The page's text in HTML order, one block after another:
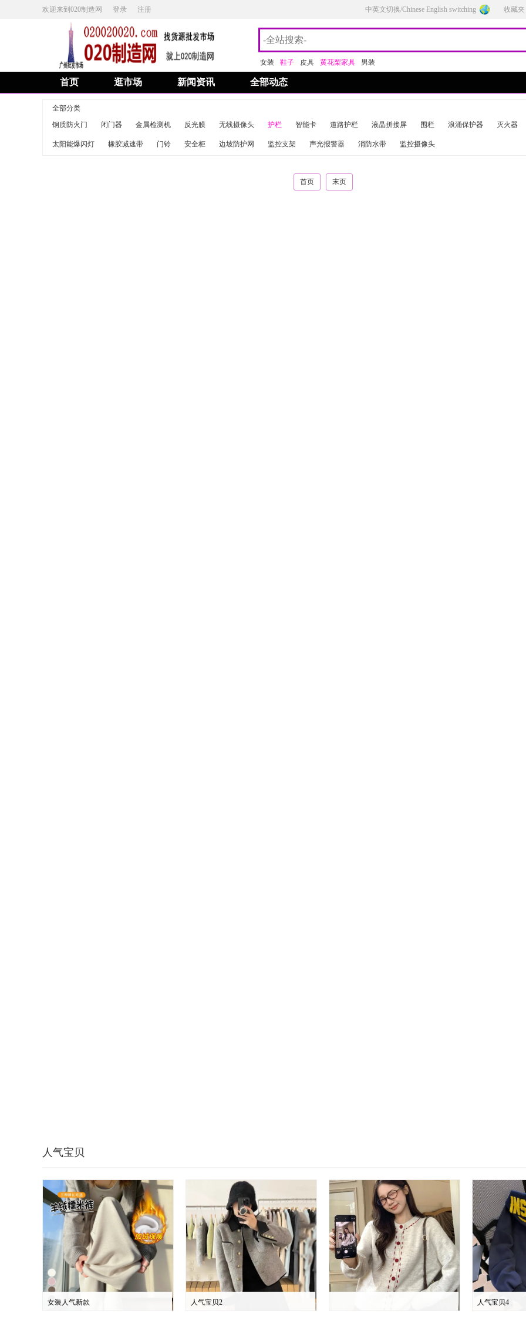
欢迎来到020制造网 登录 注册 中英文切换/Chinese English switching 收藏夹
女装 鞋子 皮具 黄花梨家具 男装
首页 逛市场 新闻资讯 全部动态
全部分类
钢质防火门
闭门器 金属检测机 反光膜 无线摄像头 护栏 智能卡 道路护栏 液晶拼接屏 围栏 浪涌保护器 灭火器
太阳能爆闪灯 橡胶减速带 门铃 安全柜 边坡防护网 监控支架 声光报警器 消防水带 监控摄像头
首页 末页
人气宝贝
女装人气新款 人气宝贝2 人气宝贝4